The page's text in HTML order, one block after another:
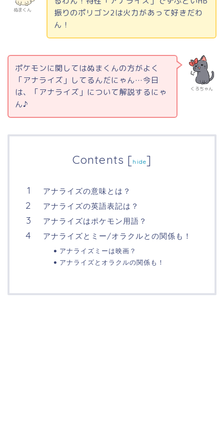
ぬまくん
振りのポリゴン2は火力があって好きだわ
ん！
くろちゃん
ポケモンに関してはぬまくんの方がよく
「アナライズ」してるんだにゃん…今日
は、「アナライズ」について解説するにゃ
ん♪
Contents [hide]
アナライズの意味とは？
アナライズの英語表記は？
アナライズはポケモン用語？
アナライズとミー/オラクルとの関係も！
アナライズミーは映画？
アナライズとオラクルの関係も！